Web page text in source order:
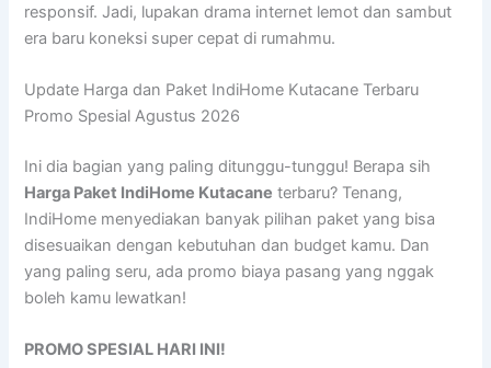
responsif. Jadi, lupakan drama internet lemot dan sambut
era baru koneksi super cepat di rumahmu.
Update Harga dan Paket IndiHome Kutacane Terbaru
Promo Spesial Agustus 2026
Ini dia bagian yang paling ditunggu-tunggu! Berapa sih
Harga Paket IndiHome Kutacane terbaru? Tenang,
IndiHome menyediakan banyak pilihan paket yang bisa
disesuaikan dengan kebutuhan dan budget kamu. Dan
yang paling seru, ada promo biaya pasang yang nggak
boleh kamu lewatkan!
PROMO SPESIAL HARI INI!